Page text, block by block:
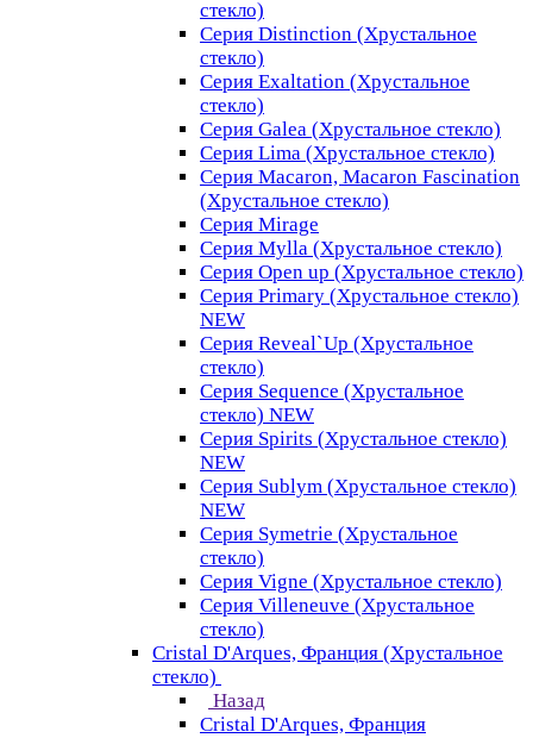
стекло)
Серия Distinction (Хрустальное
стекло)
Серия Exaltation (Хрустальное
стекло)
Серия Galea (Хрустальное стекло)
Серия Lima (Хрустальное стекло)
Серия Macaron, Macaron Fascination
(Хрустальное стекло)
Серия Mirage
Серия Mylla (Хрустальное стекло)
Серия Open up (Хрустальное стекло)
Серия Primary (Хрустальное стекло)
NEW
Серия Reveal`Up (Хрустальное
стекло)
Серия Sequence (Хрустальное
стекло) NEW
Серия Spirits (Хрустальное стекло)
NEW
Серия Sublym (Хрустальное стекло)
NEW
Серия Symetrie (Хрустальное
стекло)
Серия Vigne (Хрустальное стекло)
Серия Villeneuve (Хрустальное
стекло)
Cristal D'Arques, Франция (Хрустальное
стекло)
Назад
Cristal D'Arques, Франция